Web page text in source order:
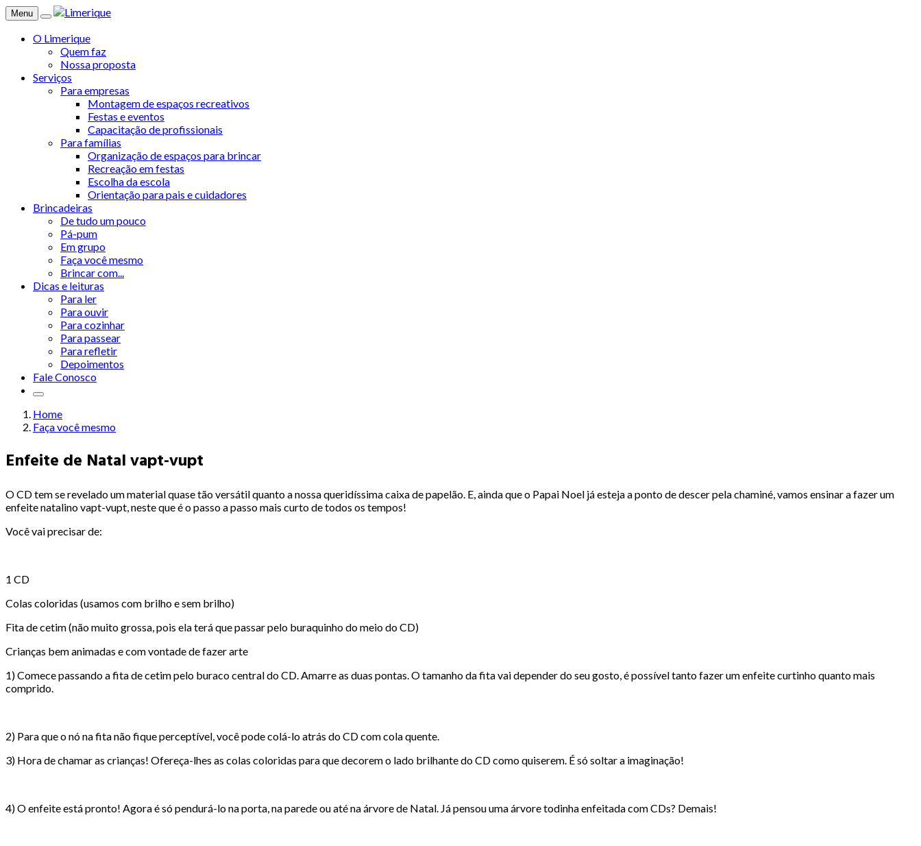
Menu
O Limerique
Quem faz
Nossa proposta
Serviços
Para empresas
Montagem de espaços recreativos
Festas e eventos
Capacitação de profissionais
Para famílias
Organização de espaços para brincar
Recreação em festas
Escolha da escola
Orientação para pais e cuidadores
Brincadeiras
De tudo um pouco
Pá-pum
Em grupo
Faça você mesmo
Brincar com...
Dicas e leituras
Para ler
Para ouvir
Para cozinhar
Para passear
Para refletir
Depoimentos
Fale Conosco
Home
Faça você mesmo
Enfeite de Natal vapt-vupt
O CD tem se revelado um material quase tão versátil quanto a nossa queridíssima caixa de papelão. E, ainda que o Papai Noel já esteja a ponto de descer pela chaminé, vamos ensinar a fazer um
enfeite natalino vapt-vupt, neste que é o passo a passo mais curto de todos os tempos!
Você vai precisar de:
1 CD
Colas coloridas (usamos com brilho e sem brilho)
Fita de cetim (não muito grossa, pois ela terá que passar pelo buraquinho do meio do CD)
Crianças bem animadas e com vontade de fazer arte
1) Comece passando a fita de cetim pelo buraco central do CD. Amarre as duas pontas. O tamanho da fita vai depender do seu gosto, é possível tanto fazer um enfeite curtinho quanto mais
comprido.
2) Para que o nó na fita não fique perceptível, você pode colá-lo atrás do CD com cola quente.
3) Hora de chamar as crianças! Ofereça-lhes as colas coloridas para que decorem o lado brilhante do CD como quiserem. É só soltar a imaginação!
4) O enfeite está pronto! Agora é só pendurá-lo na porta, na parede ou até na árvore de Natal. Já pensou uma árvore todinha enfeitada com CDs? Demais!